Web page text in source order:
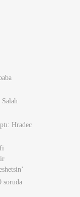
Hradec
soruda